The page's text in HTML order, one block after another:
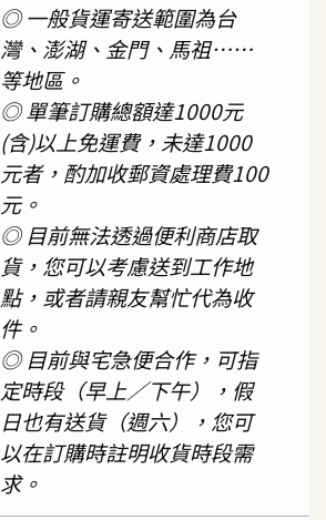
◎ 一般貨運寄送範圍為台
灣、澎湖、金門、馬祖……
等地區。
◎ 單筆訂購總額達1000元
(含)以上免運費，未達1000
元者，酌加收郵資處理費100
元。
◎ 目前無法透過便利商店取
貨，您可以考慮送到工作地
點，或者請親友幫忙代為收
件。
◎ 目前與宅急便合作，可指
定時段（早上／下午），假
日也有送貨（週六），您可
以在訂購時註明收貨時段需
求。